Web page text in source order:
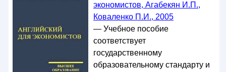
экономистов, Агабекян И.П.,
Коваленко П.И., 2005
— Учебное пособие
соответствует
государственному
образовательному стандарту и